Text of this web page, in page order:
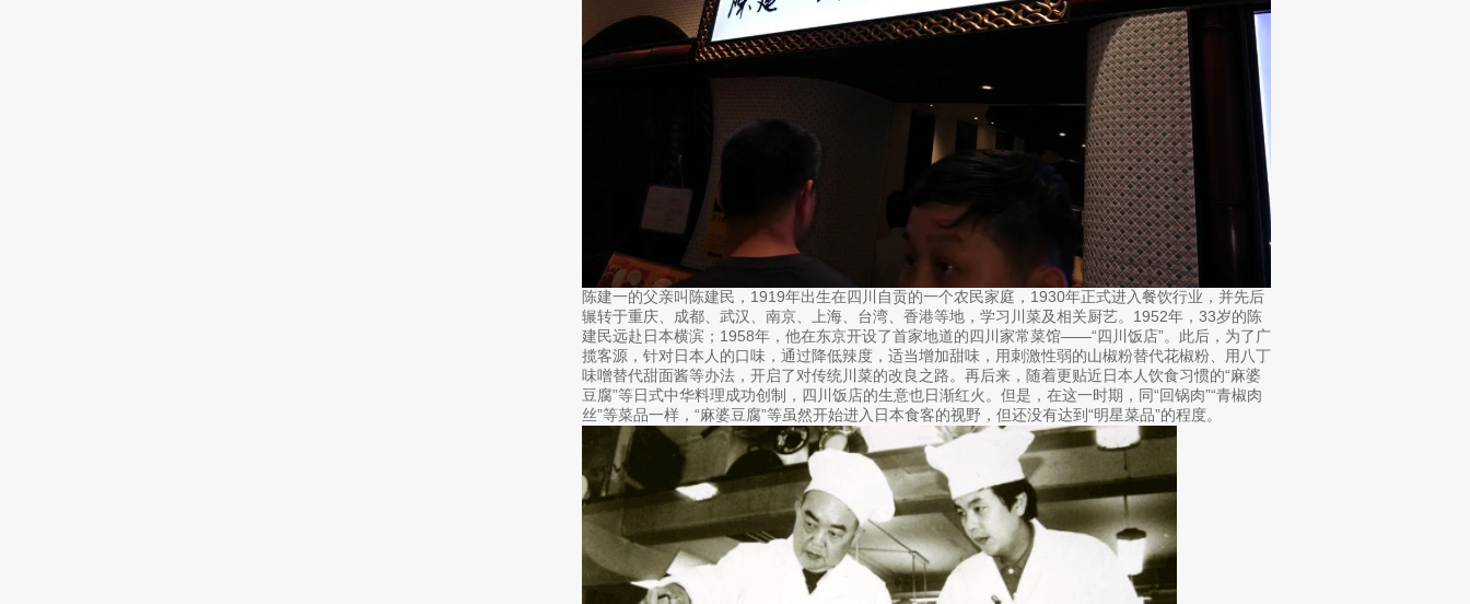
陈建一的父亲叫陈建民，1919年出生在四川自贡的一个农民家庭，1930年正式进入餐饮行业，并先后
辗转于重庆、成都、武汉、南京、上海、台湾、香港等地，学习川菜及相关厨艺。1952年，33岁的陈
建民远赴日本横滨；1958年，他在东京开设了首家地道的四川家常菜馆——“四川饭店”。此后，为了广
揽客源，针对日本人的口味，通过降低辣度，适当增加甜味，用刺激性弱的山椒粉替代花椒粉、用八丁
味噌替代甜面酱等办法，开启了对传统川菜的改良之路。再后来，随着更贴近日本人饮食习惯的“麻婆
豆腐”等日式中华料理成功创制，四川饭店的生意也日渐红火。但是，在这一时期，同“回锅肉”“青椒肉
丝”等菜品一样，“麻婆豆腐”等虽然开始进入日本食客的视野，但还没有达到“明星菜品”的程度。